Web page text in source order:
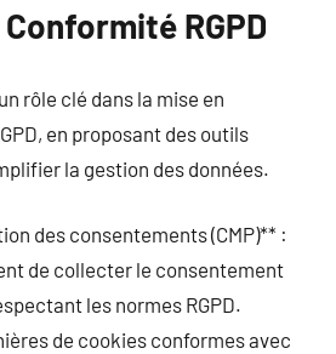
RGPD
rôle clé dans la mise en
en proposant des outils
la gestion des données.
des consentements (CMP)** :
de collecter le consentement
les normes RGPD.
de cookies conformes avec